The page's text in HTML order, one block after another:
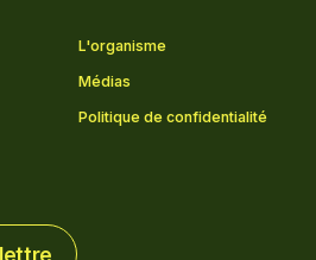
L'organisme
Médias
Politique de confidentialité